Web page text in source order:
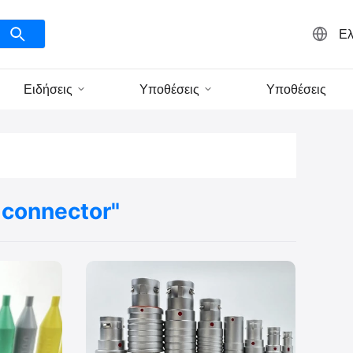
Ειδήσεις Υποθέσεις Υποθέσεις